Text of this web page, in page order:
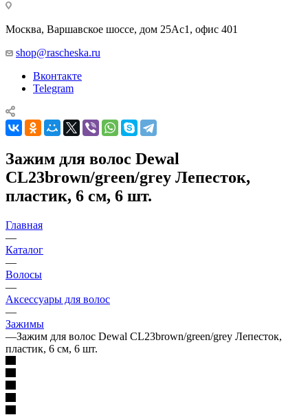
Москва, Варшавское шоссе, дом 25Аc1, офис 401
shop@rascheska.ru
Вконтакте
Telegram
Зажим для волос Dewal
CL23brown/green/grey Лепесток,
пластик, 6 см, 6 шт.
Главная
—
Каталог
—
Волосы
—
Аксессуары для волос
—
Зажимы
—Зажим для волос Dewal CL23brown/green/grey Лепесток,
пластик, 6 см, 6 шт.